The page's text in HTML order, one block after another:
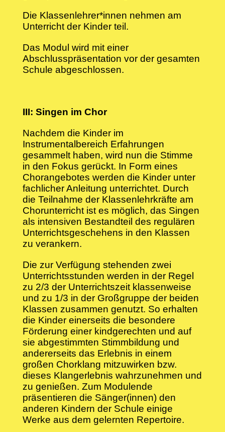
Die Klassenlehrer*innen nehmen am
Unterricht der Kinder teil.
Das Modul wird mit einer
Abschlusspräsentation vor der gesamten
Schule abgeschlossen.
III: Singen im Chor
Nachdem die Kinder im
Instrumentalbereich Erfahrungen
gesammelt haben, wird nun die Stimme
in den Fokus gerückt. In Form eines
Chorangebotes werden die Kinder unter
fachlicher Anleitung unterrichtet. Durch
die Teilnahme der Klassenlehrkräfte am
Chorunterricht ist es möglich, das Singen
als intensiven Bestandteil des regulären
Unterrichtsgeschehens in den Klassen
zu verankern.
Die zur Verfügung stehenden zwei
Unterrichtsstunden werden in der Regel
zu 2/3 der Unterrichtszeit klassenweise
und zu 1/3 in der Großgruppe der beiden
Klassen zusammen genutzt. So erhalten
die Kinder einerseits die besondere
Förderung einer kindgerechten und auf
sie abgestimmten Stimmbildung und
andererseits das Erlebnis in einem
großen Chorklang mitzuwirken bzw.
dieses Klangerlebnis wahrzunehmen und
zu genießen. Zum Modulende
präsentieren die Sänger(innen) den
anderen Kindern der Schule einige
Werke aus dem gelernten Repertoire.